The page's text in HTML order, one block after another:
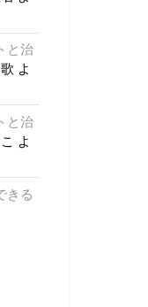
と治
よ
と治
よ
きる